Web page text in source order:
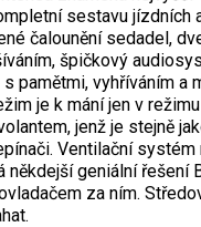
sestavu jízdních
čalounění sedadel,
špičkový
pamětmi, vyhříváním a
je k mání jen v
jenž je stejně
Ventilační systém
geniální řešení
za ním.